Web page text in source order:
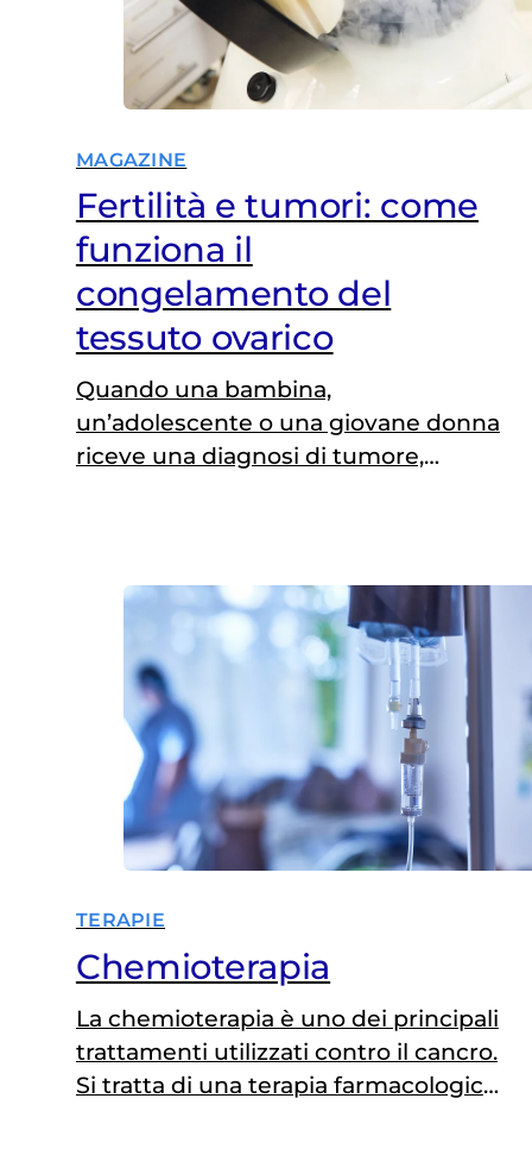
Governo a…
MAGAZINE
Fertilità e tumori: come
funziona il
congelamento del
tessuto ovarico
Quando una bambina,
un’adolescente o una giovane donna
riceve una diagnosi di tumore,
futuro? È un tema centrale che oggi,
grazie ai progressi della medicina
riproduttiva, trova risposte sempre
più concrete. IL RUOLO DEL
COUNSELING Chemioterapia,
radioterapia e trapianto…
TERAPIE
Chemioterapia
La chemioterapia è uno dei principali
trattamenti utilizzati contro il cancro.
Si tratta di una terapia farmacologica